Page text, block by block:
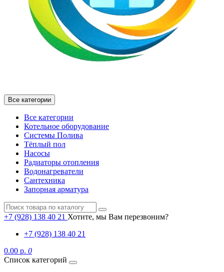
Все категории
Все категории
Котельное оборудование
Системы Полива
Тёплый пол
Насосы
Радиаторы отопления
Водонагреватели
Сантехника
Запорная арматура
+7 (928) 138 40 21 Хотите, мы Вам перезвоним?
+7 (928) 138 40 21
0.00 р. 0
Список категорий